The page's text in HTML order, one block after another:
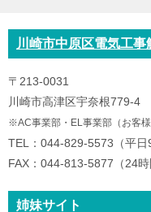
川崎市中原区電気工
〒213-0031
川崎市高津区宇奈根779-4
※AC事業部・EL事業部（お客様
TEL：044-829-5573（平日
FAX：044-813-5877（24時
姉妹サイト